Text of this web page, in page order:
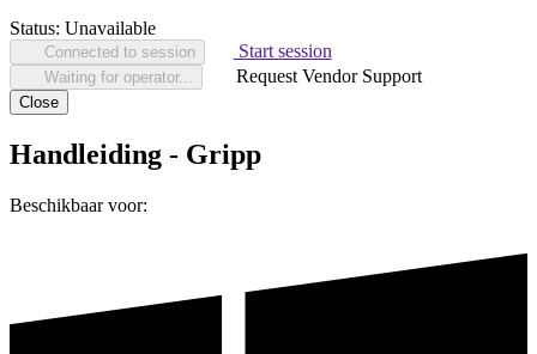
Status: Unavailable
Connected to session Start session
Waiting for operator... Request Vendor Support
Close
Handleiding - Gripp
Beschikbaar voor: